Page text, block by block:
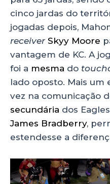
cinco jardas do
jogadas depois,
receiver Skyy Moore
vantagem de KC. A
foi a mesma do
lado oposto. Mais um
vez na comunicação
secundária dos
James Bradberry,
estendesse a